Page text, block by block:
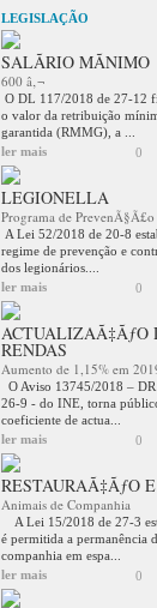
LEGISLAÇÃO
SALÃRIO MÃNIMO
600 â‚¬
O DL 117/2018 de 27-12
o valor da retribuição
garantida (RMMG), a ...
ler mais
0
LEGIONELLA
Programa de
A Lei 52/2018 de 20-8
regime de prevenção e
dos legionários....
ler mais
0
ACTUALIZAÃ‡ÃƒO
RENDAS
Aumento de 1,15% em
O Aviso 13745/2018 –
26-9 - do INE, torna
coeficiente de actua...
ler mais
0
RESTAURAÃ‡ÃƒO
Animais de Companhia
A Lei 15/2018 de 27-3
é permitida a permanência
companhia em espa...
ler mais
0